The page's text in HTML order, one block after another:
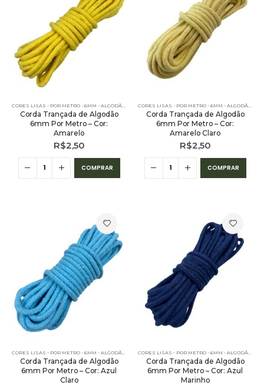
CORES LISAS - POR METRO - 6MM - ALGODÃO PE – 6MM – ALGODÃO - POR METRO, POR METRO -
Corda Trançada de Algodão
6mm Por Metro – Cor:
Amarelo
R$2,50
COMPRAR
CORES LISAS - POR METRO - 6MM - ALGODÃO
Corda Trançada de Algodão
6mm Por Metro – Cor:
Amarelo Claro
R$2,50
COMPRAR
PE – 6MM – ALGODÃO - POR METRO, POR METRO -
Corda Trançada de Algodão
6mm Por Metro – Cor: Azul
Claro
Corda Trançada de Algodão
6mm Por Metro – Cor: Azul
Marinho